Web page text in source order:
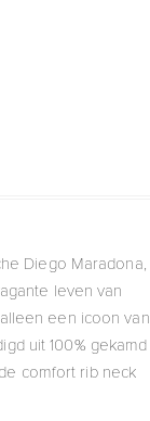
Diego Maradona,
leven van
een icoon van
uit 100% gekamd
comfort rib neck